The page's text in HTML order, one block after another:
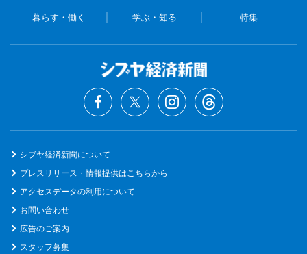
暮らす・働く 学ぶ・知る 特集
シブヤ経済新聞について
プレスリリース・情報提供はこちらから
アクセスデータの利用について
お問い合わせ
広告のご案内
スタッフ募集